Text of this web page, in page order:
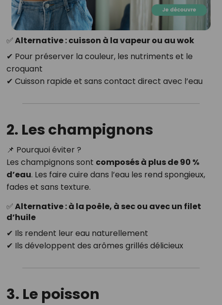
✅ Alternative : cuisson à la vapeur ou au wok
✔ Pour préserver la couleur, les nutriments et le
croquant
✔ Cuisson rapide et sans contact direct avec l’eau
2. Les champignons
📌 Pourquoi éviter ?
Les champignons sont composés à plus de 90 %
d’eau. Les faire cuire dans l’eau les rend spongieux,
fades et sans texture.
✅ Alternative : à la poêle, à sec ou avec un filet
d’huile
✔ Ils rendent leur eau naturellement
✔ Ils développent des arômes grillés délicieux
3. Le poisson